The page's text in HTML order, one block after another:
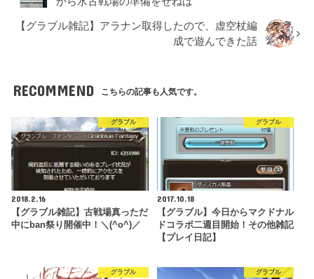
【グラブル雑記】アラナン取得したので、虚空杖編
成で遊んできた話
RECOMMEND こちらの記事も人気です。
グラブル
2018.2.16
【グラブル雑記】古戦場真っただ
中にban祭り開催中！＼(^o^)／
グラブル
2017.10.18
【グラブル】今日からマクドナル
ドコラボ二週目開始！その他雑記
【プレイ日記】
グラブル グラブル